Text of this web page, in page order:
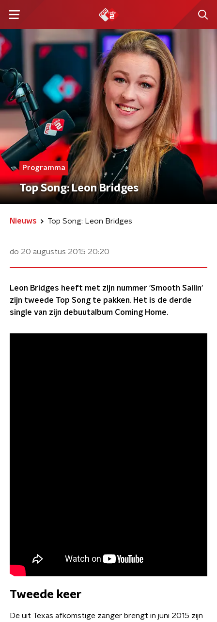
Programma
Top Song: Leon Bridges
Nieuws Top Song: Leon Bridges
do 20 augustus 2015 20:20
Leon Bridges heeft met zijn nummer 'Smooth Sailin'
zijn tweede Top Song te pakken. Het is de derde
single van zijn debuutalbum Coming Home.
Tweede keer
De uit Texas afkomstige zanger brengt in juni 2015 zijn